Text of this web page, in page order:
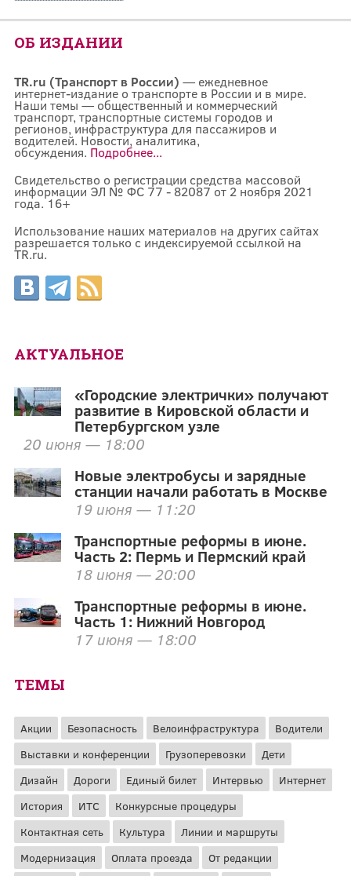
ОБ ИЗДАНИИ
TR.ru (Транспорт в России) — ежедневное
интернет-издание о транспорте в России и в мире.
Наши темы — общественный и коммерческий
транспорт, транспортные системы городов и
регионов, инфраструктура для пассажиров и
водителей. Новости, аналитика,
обсуждения. Подробнее...
Свидетельство о регистрации средства массовой
информации ЭЛ № ФС 77 - 82087 от 2 ноября 2021
года. 16+
Использование наших материалов на других сайтах
разрешается только с индексируемой ссылкой на
TR.ru.
АКТУАЛЬНОЕ
«Городские электрички» получают
развитие в Кировской области и
Петербургском узле
20 июня — 18:00
Новые электробусы и зарядные
станции начали работать в Москве
19 июня — 11:20
Транспортные реформы в июне.
Часть 2: Пермь и Пермский край
18 июня — 20:00
Транспортные реформы в июне.
Часть 1: Нижний Новгород
17 июня — 18:00
ТЕМЫ
Акции Безопасность Велоинфраструктура
Водители
Выставки и конференции
Грузоперевозки
Дети
Дизайн
Дороги Единый билет Интервью
Интернет
История
ИТС
Конкурсные процедуры
Контактная сеть
Культура
Линии и маршруты
Модернизация
Оплата проезда От редакции